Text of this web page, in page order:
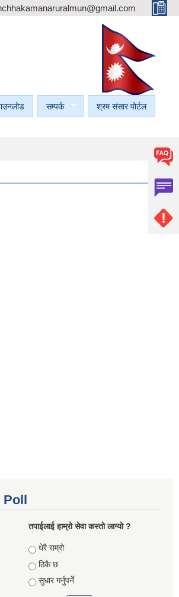
सम्पर्क श्रम संसार पोर्टल
Poll
तपाईलाई हाम्रो सेवा कस्तो लाग्यो ?
Choices
धेरै राम्रो
ठिकै छ
सुधार गर्नुपर्ने